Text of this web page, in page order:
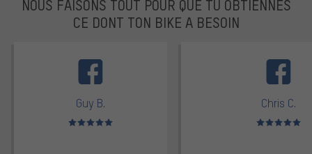
NOUS FAISONS TOUT POUR QUE TU OBTIENNES
CE DONT TON BIKE A BESOIN
Guy B.
Note moyenne : 5 sur 5
Chris C.
Note moyenne :